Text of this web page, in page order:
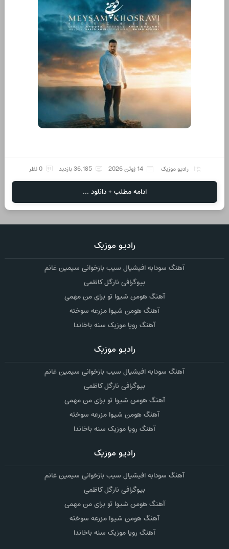
رادیو موزیک 14 ژوئن 2026 36,185 بازدید 0 نظر
ادامه مطلب + دانلود ...
رادیو موزیک
آهنگ سودابه افیشیال سیب بازخوانی سیمین غانم
بیوگرافی نارگل کاظمی
آهنگ هومن شیوا تو برای من مهمی
آهنگ هومن شیوا مزرعه سوخته
آهنگ رویا موزیک سنه باخاندا
رادیو موزیک
آهنگ سودابه افیشیال سیب بازخوانی سیمین غانم
بیوگرافی نارگل کاظمی
آهنگ هومن شیوا تو برای من مهمی
آهنگ هومن شیوا مزرعه سوخته
آهنگ رویا موزیک سنه باخاندا
رادیو موزیک
آهنگ سودابه افیشیال سیب بازخوانی سیمین غانم
بیوگرافی نارگل کاظمی
آهنگ هومن شیوا تو برای من مهمی
آهنگ هومن شیوا مزرعه سوخته
آهنگ رویا موزیک سنه باخاندا